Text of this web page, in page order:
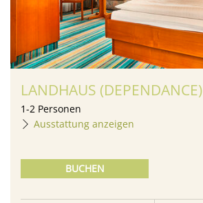
LANDHAUS (DEPENDANCE)
1-2 Personen
Ausstattung anzeigen
BUCHEN